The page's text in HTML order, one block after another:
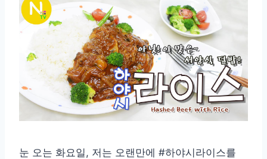
눈 오는 화요일, 저는 오랜만에 #하야시라이스를